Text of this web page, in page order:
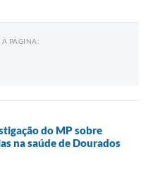
PÁGINA:
do MP sobre
na saúde de Dourados